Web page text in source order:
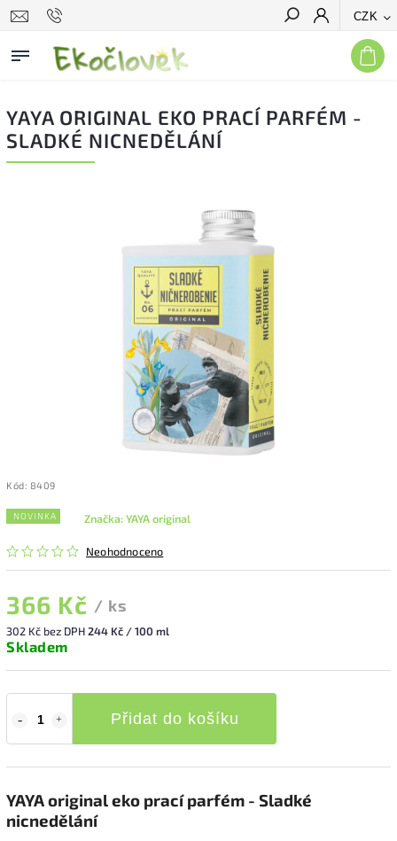
CZK
Hledat
YAYA ORIGINAL EKO PRACÍ PARFÉM -
SLADKÉ NICNEDĚLÁNÍ
Kód: 8409
NOVINKA
Neohodnoceno
Značka:YAYA original
366 Kč / ks
302 Kč bez DPH244 Kč / 100 ml
Skladem
Přidat do košíku
YAYA original eko prací parfém - Sladké
nicnedělání